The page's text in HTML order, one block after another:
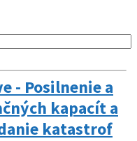
- Posilnenie a
kapacít a
katastrof